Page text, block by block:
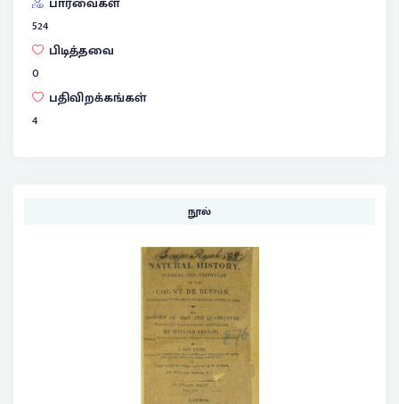
524
பிடித்தவை
0
பதிவிறக்கங்கள்
4
நூல்